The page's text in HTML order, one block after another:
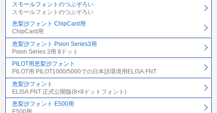
スモールフォントのつぶぞろい
スモールフォントのつぶぞろい
恵梨沙フォント ChipCard用
ChipCard用
恵梨沙フォント Psion Series3用
Psion Series 3用 8ドット
PILOT用恵梨沙フォント
PILOT用 PILOT1000/5000での日本語環境用ELISA.FNT
恵梨沙フォント
ELISA.FNT 正式公開版(8×8ドットフォント)
恵梨沙フォント E500用